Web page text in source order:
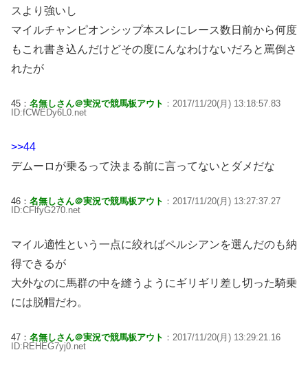
スより強いし
マイルチャンピオンシップ本スレにレース数日前から何度
もこれ書き込んだけどその度にんなわけないだろと罵倒さ
れたが
45： 名無しさん＠実況で競馬板アウト ：2017/11/20(月) 13:18:57.83
ID:fCWEDy6L0.net
>>44
デムーロが乗るって決まる前に言ってないとダメだな
46： 名無しさん＠実況で競馬板アウト ：2017/11/20(月) 13:27:37.27
ID:CFlfyG270.net
マイル適性という一点に絞ればペルシアンを選んだのも納
得できるが
大外なのに馬群の中を縫うようにギリギリ差し切った騎乗
には脱帽だわ。
47： 名無しさん＠実況で競馬板アウト ：2017/11/20(月) 13:29:21.16
ID:REHEG7yj0.net